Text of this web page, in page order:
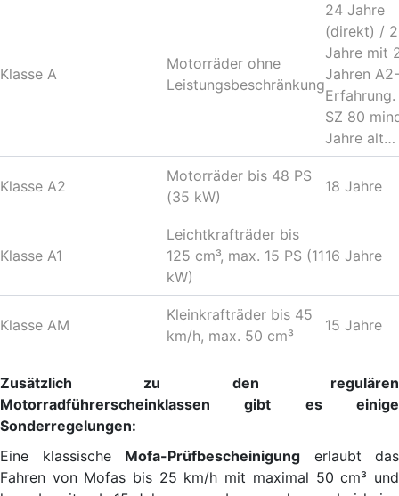
Klasse A
Motorräder ohne
Leistungsbeschränkung
24 Jahre
(direkt) /
Jahre mit
Jahren A2-
SZ 80
Jahre alt…
Klasse A2
Motorräder bis 48 PS
(35 kW)
18 Jahre
Klasse A1
Leichtkrafträder bis
125 cm³, max. 15 PS (11
kW)
16 Jahre
Klasse AM
Kleinkrafträder bis 45
km/h, max. 50 cm³
15 Jahre
Zusätzlich zu den regulären
Motorradführerscheinklassen gibt es einige
Sonderregelungen:
Eine klassische Mofa-Prüfbescheinigung erlaubt das
Fahren von Mofas bis 25 km/h mit maximal 50 cm³ und